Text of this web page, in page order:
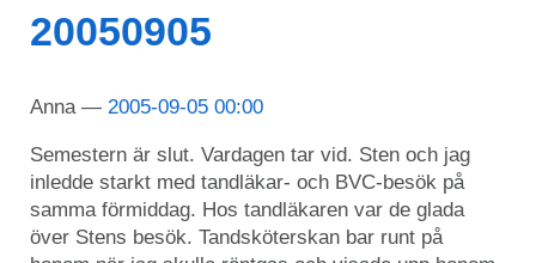
20050905
Anna 2005-09-05 00:00
Semestern är slut. Vardagen tar vid. Sten och jag
inledde starkt med tandläkar- och BVC-besök på
samma förmiddag. Hos tandläkaren var de glada
över Stens besök. Tandsköterskan bar runt på